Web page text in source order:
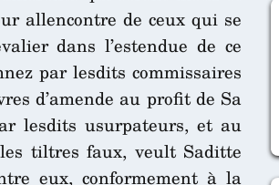
allencontre de ceux qui se
dans l’estendue de ce
par lesdits commissaires
d’amende au profit de Sa
lesdits usurpateurs, et au
tiltres faux, veult Saditte
eux, conformement à la